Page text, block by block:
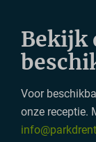
Bekijk
Voor
onze receptie.